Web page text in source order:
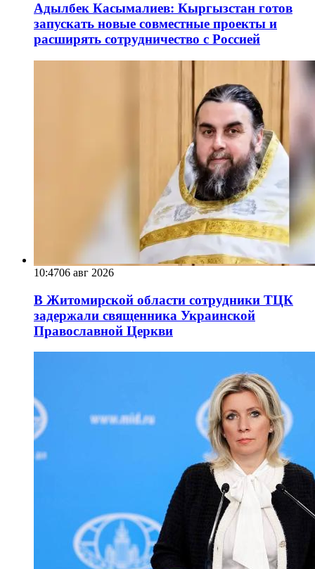
Адылбек Касымалиев: Кыргызстан готов
запускать новые совместные проекты и
расширять сотрудничество с Россией
10:4706 авг 2026
В Житомирской области сотрудники ТЦК
задержали священника Украинской
Православной Церкви